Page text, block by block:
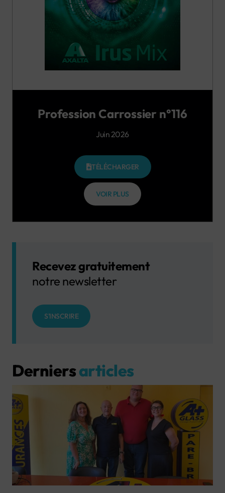
Profession Carrossier n°116
Juin 2026
TÉLÉCHARGER
VOIR PLUS
Recevez gratuitement
notre newsletter
S'INSCRIRE
Derniersarticles